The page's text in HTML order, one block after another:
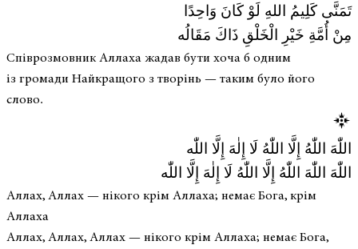
تَمَنَّى كَلِيمُ اللهِ لَوْ كَانَ وَاحِدًا
مِنْ أُمَّةِ خَيْرِ الْخَلْقِ ذَاكَ مَقَالُه
Співрозмовник Аллаха жадав бути хоча б одним
із громади Найкращого з творінь — таким було його
слово.
اللّٰهَ اللّٰهُ إِلَّا اللّٰهُ لَا إِلٰهَ إِلَّا اللّٰه
اللّٰهَ اللّٰهَ اللّٰهُ إِلَّا اللّٰهُ لَا إِلٰهَ إِلَّا اللّٰه
Аллах, Аллах — нікого крім Аллаха; немає Бога, крім
Аллаха
Аллах, Аллах, Аллах — нікого крім Аллаха; немає Бога,